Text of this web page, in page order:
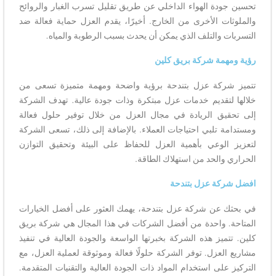
تحسين جودة الهواء الداخلي عن طريق تقليل تسرب الغبار والروائح
والملوثات الأخرى من الخارج. أخيرًا، يقدم العزل حماية فعالة ضد
التسربات والتلف الذي يمكن أن يحدث بسبب الرطوبة والمياه.
رؤية ومهمة شركة بريق كلين
تتميز شركة عزل بتندحة برؤية واضحة ومهمة متميزة تسعى من
خلالها لتقديم خدمات عزل مبتكرة وذات جودة عالية. تهدف الشركة
إلى تحقيق الريادة في مجال العزل من خلال توفير حلول فعالة
ومستدامة تلبي احتياجات العملاء. بالإضافة إلى ذلك، تسعى الشركة
لتعزيز الوعي بأهمية العزل للحفاظ على البيئة وتحقيق التوازن
الحراري والحد من استهلاك الطاقة.
افضل شركة عزل بتندحة
في بحثك عن شركة عزل بتندحة، يهمك العثور على أفضل الخيارات
المتاحة. واحدة من أفضل الشركات في هذا المجال هي شركة بريق
كلين. تتميز هذه الشركة بخبرتها الواسعة والجودة العالية في تنفيذ
مشاريع العزل. توفر الشركة حلولًا فعالة وموثوقة لعملية العزل، مع
التركيز على استخدام المواد ذات الجودة العالية والتقنيات المتقدمة.